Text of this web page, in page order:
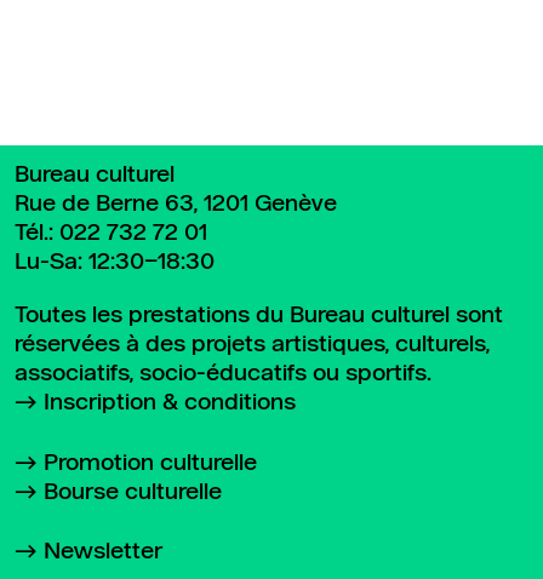
Bureau culturel
Rue de Berne 63, 1201 Genève
Tél.: 022 732 72 01
Lu-Sa: 12:30–18:30
Toutes les prestations du Bureau culturel sont
réservées à des projets artistiques, culturels,
associatifs, socio-éducatifs ou sportifs.
Inscription & conditions
Promotion culturelle
Bourse culturelle
Newsletter